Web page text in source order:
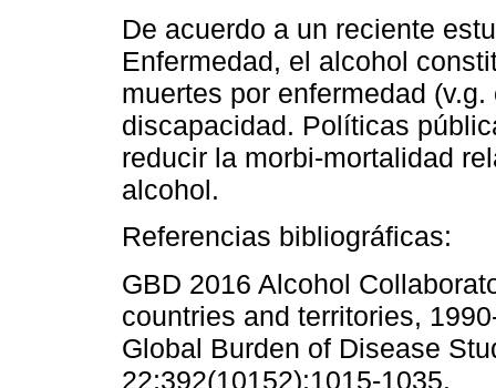
De acuerdo a un reciente
Enfermedad, el alcohol
muertes por enfermedad
discapacidad. Políticas
reducir la morbi-mortalidad
alcohol.
Referencias bibliográficas:
GBD 2016 Alcohol
countries and territories,
Global Burden of Disease
22;392(10152):1015-1035.